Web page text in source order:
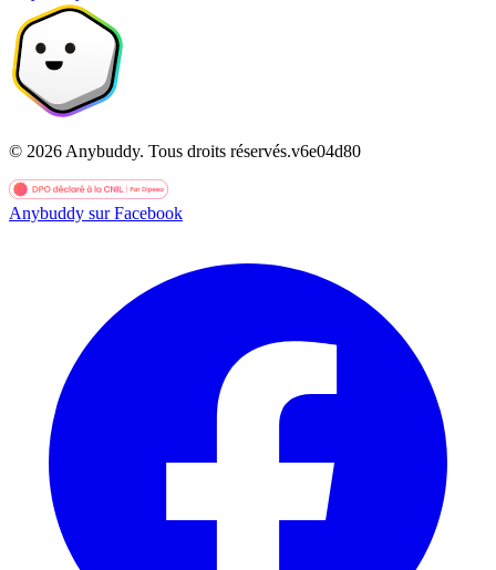
© 2026 Anybuddy. Tous droits réservés.v6e04d80
Anybuddy sur Facebook